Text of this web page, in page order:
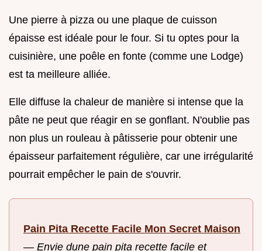
Une pierre à pizza ou une plaque de cuisson
épaisse est idéale pour le four. Si tu optes pour la
cuisinière, une poêle en fonte (comme une Lodge)
est ta meilleure alliée.
Elle diffuse la chaleur de manière si intense que la
pâte ne peut que réagir en se gonflant. N'oublie pas
non plus un rouleau à pâtisserie pour obtenir une
épaisseur parfaitement régulière, car une irrégularité
pourrait empêcher le pain de s'ouvrir.
Pain Pita Recette Facile Mon Secret Maison
— Envie dune pain pita recette facile et